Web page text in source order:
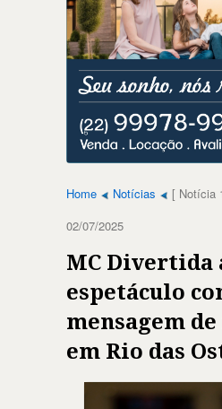
Home Notícias
[ Notícia
02/07/2025
MC Divertida
espetáculo
mensagem
em Rio das